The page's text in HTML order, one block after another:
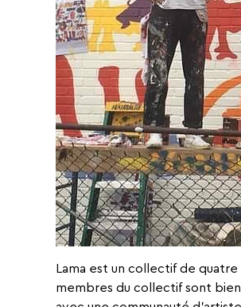
Lama est un collectif de
membres du collectif sont bien